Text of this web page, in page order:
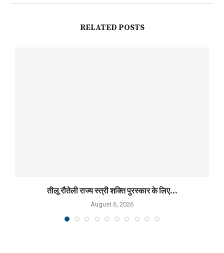
RELATED POSTS
तीलू रौतेली राज्य स्त्री शक्ति पुरस्कार के लिए...
August 6, 2026